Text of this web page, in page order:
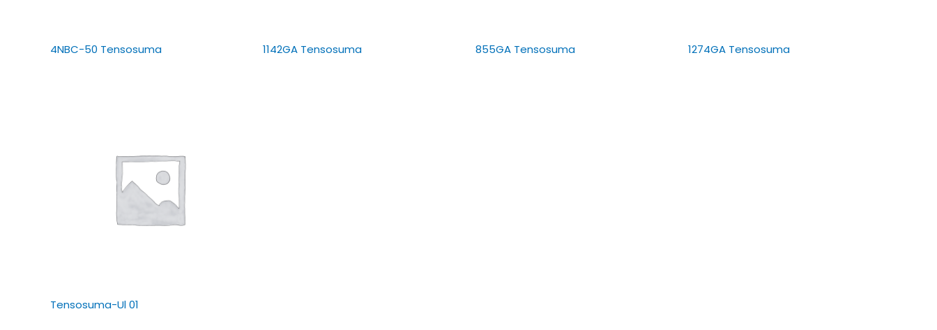
4NBC-50 Tensosuma 1142GA Tensosuma 855GA Tensosuma 1274GA Tensosuma
Tensosuma-Ul 01